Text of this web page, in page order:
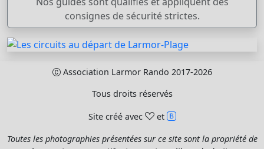
consignes de sécurité strictes.
Association Larmor Rando 2017-2026
Tous droits réservés
Site créé avec
et
Toutes les photographies présentées sur ce site sont la propriété de